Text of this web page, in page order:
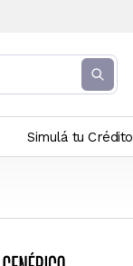
Simulá tu Crédito